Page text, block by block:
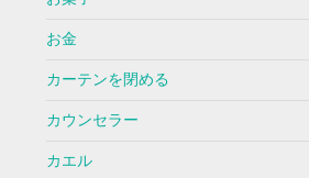
お金
カーテンを閉める
カウンセラー
カエル